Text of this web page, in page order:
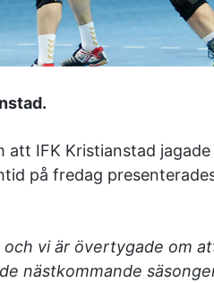
att IFK Kristianstad
på fredag
vi är övertygade om
nästkommande